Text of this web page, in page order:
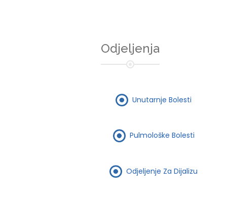
Odjeljenja
Unutarnje Bolesti
Pulmološke Bolesti
Odjeljenje Za Dijalizu